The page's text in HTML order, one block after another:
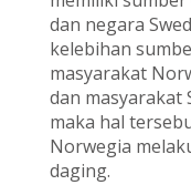
dan negara
kelebihan
masyarakat
dan masyarakat
maka hal
Norwegia
daging.